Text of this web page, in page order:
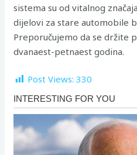
sistema su od vitalnog
dijelovi za stare automobile
Preporučujemo da se držite
dvanaest-petnaest godina.
Post Views: 330